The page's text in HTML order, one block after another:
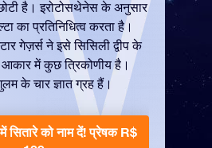
है। इरोटोसथेनेस के अनुसार
का प्रतिनिधित्व करता है।
गेज़र्स ने इसे सिसिली द्वीप के
आकार में कुछ त्रिकोणीय है।
के चार ज्ञात ग्रह हैं।
को नाम दें!प्रेषक R$